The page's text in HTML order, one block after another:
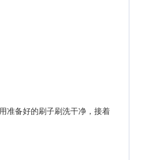
备好的刷子刷洗干净，接着